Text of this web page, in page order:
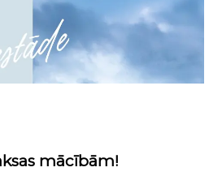
mācībām!